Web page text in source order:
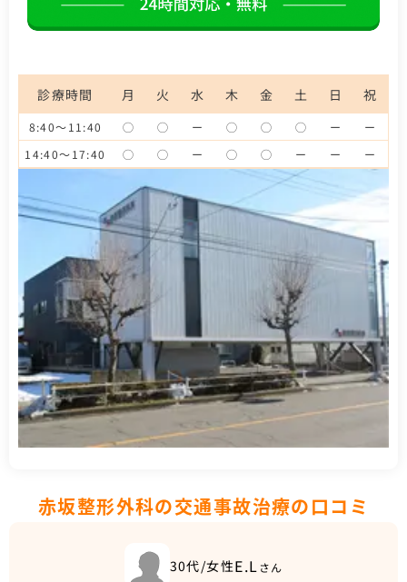
診療時間 月 火 水 木 金 土 日 祝
8:40～11:40 ◯ ◯ ー ◯ ◯ ◯ ー
ー
14:40～17:40
◯ ◯ ー ◯ ◯ ー ー ー
赤坂整形外科の交通事故治療の口コミ
30代/女性E.L さん